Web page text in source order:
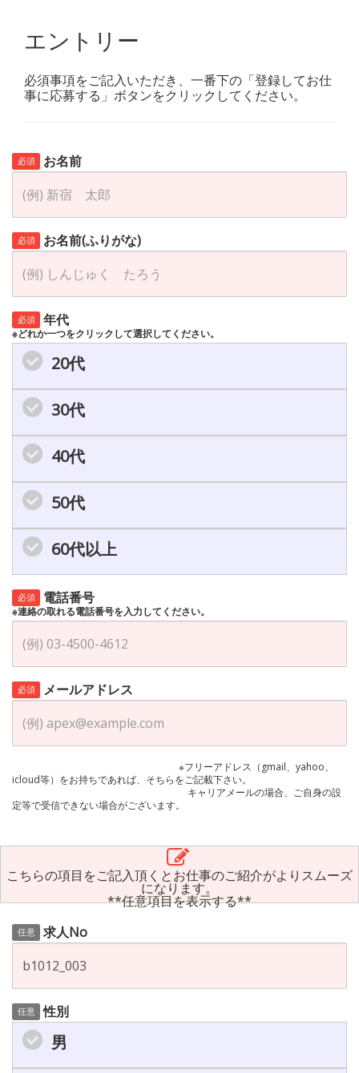
エントリー
必須事項をご記入いただき、一番下の「登録してお仕
事に応募する」ボタンをクリックしてください。
必須 お名前
必須 お名前(ふりがな)
必須 年代
※どれか一つをクリックして選択してください。
20代
30代
40代
50代
60代以上
必須 電話番号
※連絡の取れる電話番号を入力してください。
必須 メールアドレス
※フリーアドレス（gmail、yahoo、
icloud等）をお持ちであれば、そちらをご記載下さい。
キャリアメールの場合、ご自身の設
定等で受信できない場合がございます。
こちらの項目をご記入頂くとお仕事のご紹介がよりスムーズ
になります。
**任意項目を表示する**
任意 求人No
任意 性別
男